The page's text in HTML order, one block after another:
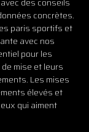
concrètes.
paris sportifs et
avec nos
pour les
mise et leurs
Les mises
élevés et
qui aiment